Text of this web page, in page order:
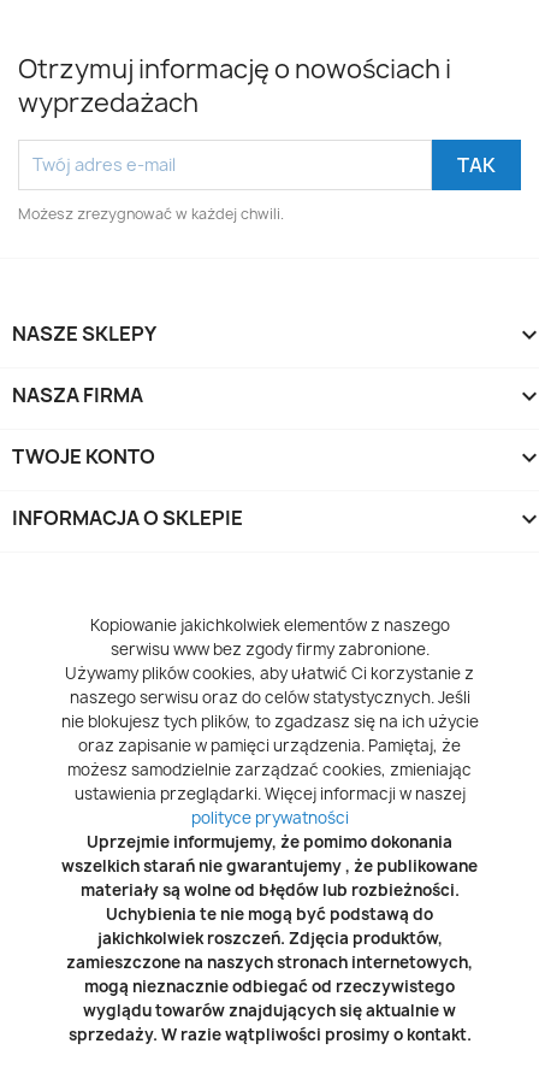
Otrzymuj informację o nowościach i
wyprzedażach
Możesz zrezygnować w każdej chwili.
NASZE SKLEPY
NASZA FIRMA
TWOJE KONTO
INFORMACJA O SKLEPIE
Kopiowanie jakichkolwiek elementów z naszego
serwisu www bez zgody firmy zabronione.
Używamy plików cookies, aby ułatwić Ci korzystanie z
naszego serwisu oraz do celów statystycznych. Jeśli
nie blokujesz tych plików, to zgadzasz się na ich użycie
oraz zapisanie w pamięci urządzenia. Pamiętaj, że
możesz samodzielnie zarządzać cookies, zmieniając
ustawienia przeglądarki. Więcej informacji w naszej
polityce prywatności
Uprzejmie informujemy, że pomimo dokonania
wszelkich starań nie gwarantujemy , że publikowane
materiały są wolne od błędów lub rozbieżności.
Uchybienia te nie mogą być podstawą do
jakichkolwiek roszczeń. Zdjęcia produktów,
zamieszczone na naszych stronach internetowych,
mogą nieznacznie odbiegać od rzeczywistego
wyglądu towarów znajdujących się aktualnie w
sprzedaży. W razie wątpliwości prosimy o kontakt.